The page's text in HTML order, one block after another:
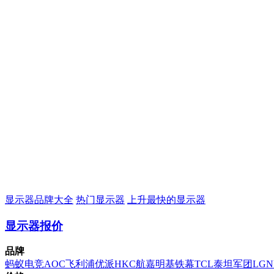
显示器品牌大全 热门显示器 上升最快的显示器
显示器报价
品牌
蚂蚁电竞AOC飞利浦优派HKC航嘉明基铁幕TCL泰坦军团LG